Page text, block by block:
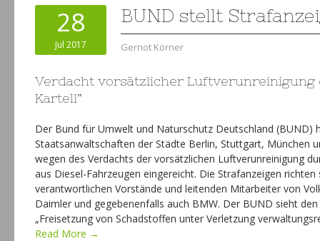
28
Jul 2017
BUND stellt
Gernot Körner
Verdacht vorsätzlicher Luftverunreinigung
Kartell”
Der Bund für Umwelt und Naturschutz Deutschland (BUND)
Staatsanwaltschaften der Städte Berlin, Stuttgart, München
wegen des Verdachts der vorsätzlichen Luftverunreinigung
aus Diesel-Fahrzeugen eingereicht. Die Strafanzeigen richten
verantwortlichen Vorstände und leitenden Mitarbeiter von
Daimler und gegebenenfalls auch BMW. Der BUND sieht
„Freisetzung von Schadstoffen unter Verletzung
Read More →